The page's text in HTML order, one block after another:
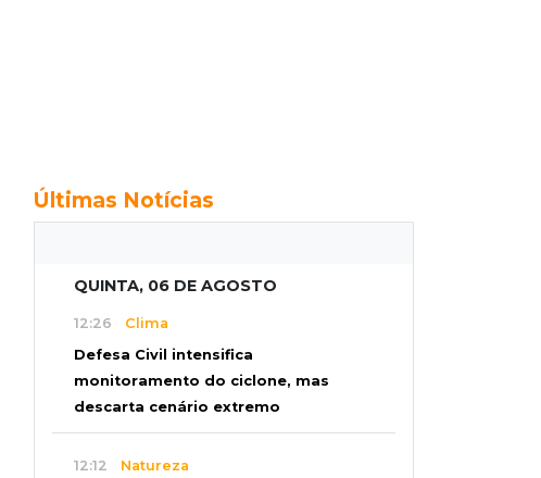
Últimas Notícias
QUINTA, 06 DE AGOSTO
12:26 Clima
Defesa Civil intensifica
monitoramento do ciclone, mas
descarta cenário extremo
12:12 Natureza